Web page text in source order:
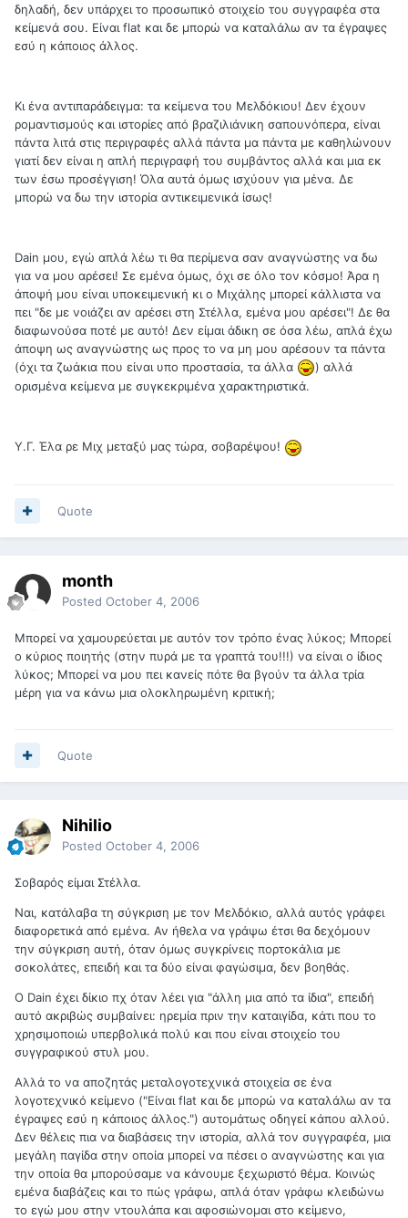
δηλαδή, δεν υπάρχει το προσωπικό στοιχείο του συγγραφέα στα
κείμενά σου. Είναι flat και δε μπορώ να καταλάλω αν τα έγραψες
εσύ η κάποιος άλλος.
Κι ένα αντιπαράδειγμα: τα κείμενα του Μελδόκιου! Δεν έχουν
ρομαντισμούς και ιστορίες από βραζιλιάνικη σαπουνόπερα, είναι
πάντα λιτά στις περιγραφές αλλά πάντα μα πάντα με καθηλώνουν
γιατί δεν είναι η απλή περιγραφή του συμβάντος αλλά και μια εκ
των έσω προσέγγιση! Όλα αυτά όμως ισχύουν για μένα. Δε
μπορώ να δω την ιστορία αντικειμενικά ίσως!
Dain μου, εγώ απλά λέω τι θα περίμενα σαν αναγνώστης να δω
για να μου αρέσει! Σε εμένα όμως, όχι σε όλο τον κόσμο! Άρα η
άποψή μου είναι υποκειμενική κι ο Μιχάλης μπορεί κάλλιστα να
πει "δε με νοιάζει αν αρέσει στη Στέλλα, εμένα μου αρέσει"! Δε θα
διαφωνούσα ποτέ με αυτό! Δεν είμαι άδικη σε όσα λέω, απλά έχω
άποψη ως αναγνώστης ως προς το να μη μου αρέσουν τα πάντα
(όχι τα ζωάκια που είναι υπο προστασία, τα άλλα
) αλλά
ορισμένα κείμενα με συγκεκριμένα χαρακτηριστικά.
Υ.Γ. Έλα ρε Μιχ μεταξύ μας τώρα, σοβαρέψου!
Quote
month
Posted October 4, 2006
Μπορεί να χαμουρεύεται με αυτόν τον τρόπο ένας λύκος; Μπορεί
ο κύριος ποιητής (στην πυρά με τα γραπτά του!!!) να είναι ο ίδιος
λύκος; Μπορεί να μου πει κανείς πότε θα βγούν τα άλλα τρία
μέρη για να κάνω μια ολοκληρωμένη κριτική;
Quote
Nihilio
Posted October 4, 2006
Σοβαρός είμαι Στέλλα.
Ναι, κατάλαβα τη σύγκριση με τον Μελδόκιο, αλλά αυτός γράφει
διαφορετικά από εμένα. Αν ήθελα να γράψω έτσι θα δεχόμουν
την σύγκριση αυτή, όταν όμως συγκρίνεις πορτοκάλια με
σοκολάτες, επειδή και τα δύο είναι φαγώσιμα, δεν βοηθάς.
Ο Dain έχει δίκιο πχ όταν λέει για "άλλη μια από τα ίδια", επειδή
αυτό ακριβώς συμβαίνει: ηρεμία πριν την καταιγίδα, κάτι που το
χρησιμοποιώ υπερβολικά πολύ και που είναι στοιχείο του
συγγραφικού στυλ μου.
Αλλά το να αποζητάς μεταλογοτεχνικά στοιχεία σε ένα
λογοτεχνικό κείμενο ("Είναι flat και δε μπορώ να καταλάλω αν τα
έγραψες εσύ η κάποιος άλλος.") αυτομάτως οδηγεί κάπου αλλού.
Δεν θέλεις πια να διαβάσεις την ιστορία, αλλά τον συγγραφέα, μια
μεγάλη παγίδα στην οποία μπορεί να πέσει ο αναγνώστης και για
την οποία θα μπορούσαμε να κάνουμε ξεχωριστό θέμα. Κοινώς
εμένα διαβάζεις και το πώς γράφω, απλά όταν γράφω κλειδώνω
το εγώ μου στην ντουλάπα και αφοσιώνομαι στο κείμενο,